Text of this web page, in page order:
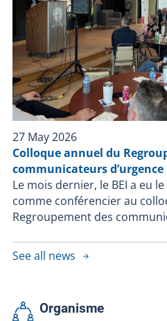
27 May 2026
Colloque annuel du
communicateurs d’urgence
Le mois dernier, le BEI a eu
comme conférencier au
Regroupement des
See all news
Organisme